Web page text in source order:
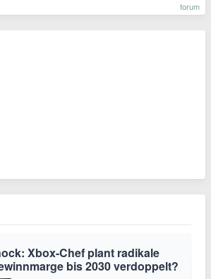
forum
Xbox-Chef plant radikale
bis 2030 verdoppelt?